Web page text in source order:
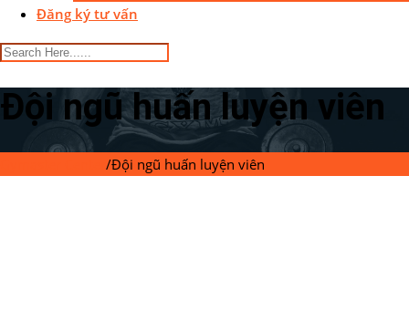
Đăng ký tư vấn
Đội ngũ huấn luyện viên
/Đội ngũ huấn luyện viên